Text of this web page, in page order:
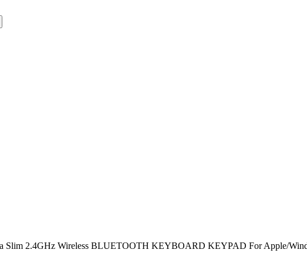
Slim 2.4GHz Wireless BLUETOOTH KEYBOARD KEYPAD For Apple/